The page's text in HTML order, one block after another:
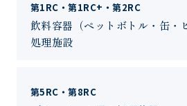
第1RC・第1RC+・第2RC
飲料容器（ペットボトル・缶・
処理施設
第5RC・第8RC